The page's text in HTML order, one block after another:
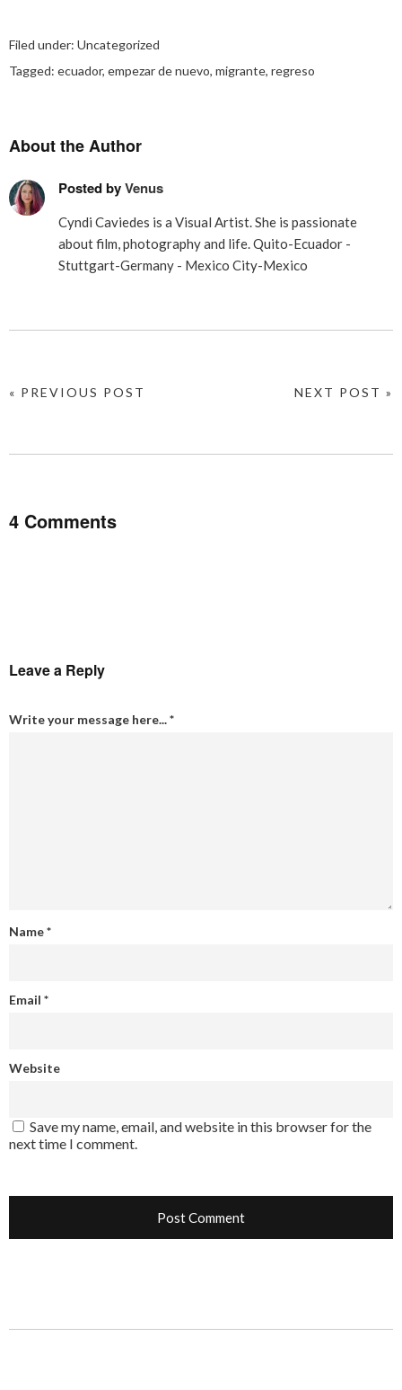
Filed under: Uncategorized
Tagged: ecuador, empezar de nuevo, migrante, regreso
About the Author
Posted byVenus
Cyndi Caviedes is a Visual Artist. She is passionate
about film, photography and life. Quito-Ecuador -
Stuttgart-Germany - Mexico City-Mexico
NEXT POST »
« PREVIOUS POST
4 Comments
Leave a Reply
Write your message here...*
Name*
Email *
Website
Save my name, email, and website in this browser for the
next time I comment.